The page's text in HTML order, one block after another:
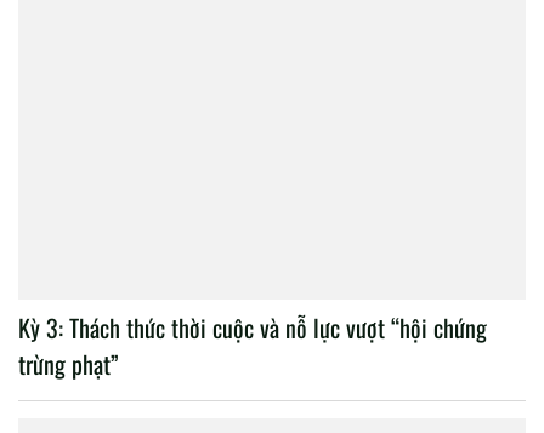
Kỳ 3: Thách thức thời cuộc và nỗ lực vượt “hội chứng
trừng phạt”